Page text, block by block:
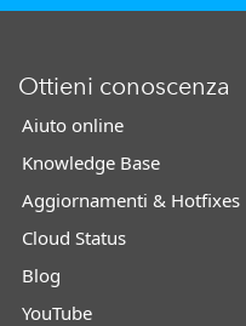
Ottieni conoscenza
Aiuto online
Knowledge Base
Aggiornamenti & Hotfixes
Cloud Status
Blog
YouTube